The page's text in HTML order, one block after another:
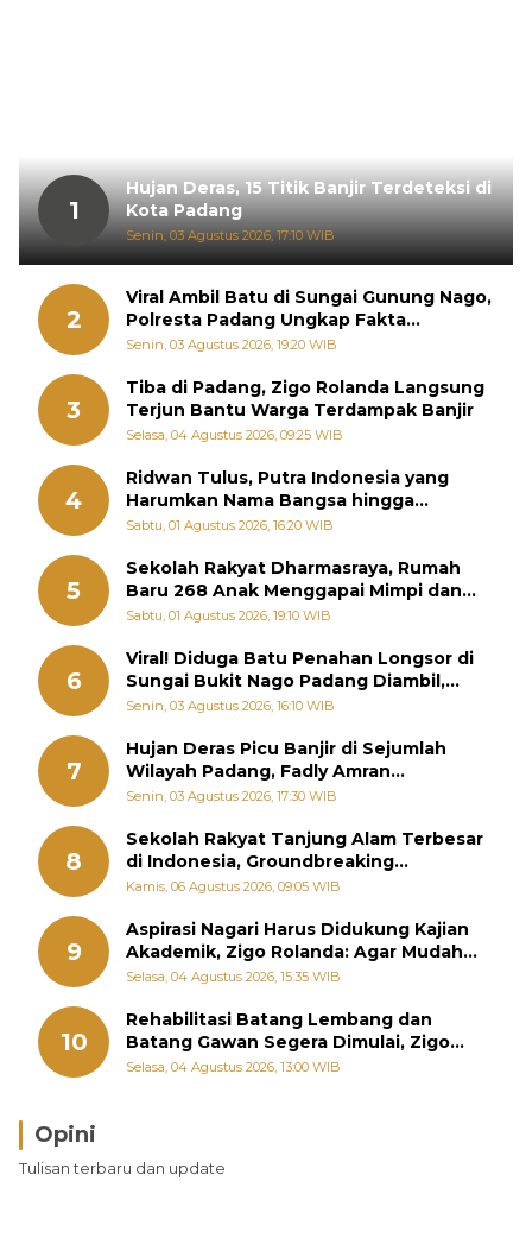
1
Hujan Deras, 15 Titik Banjir Terdeteksi di
Kota Padang
Senin, 03 Agustus 2026, 17:10 WIB
2
Viral Ambil Batu di Sungai Gunung Nago,
Polresta Padang Ungkap Fakta
Sebenarnya
Senin, 03 Agustus 2026, 19:20 WIB
3
Tiba di Padang, Zigo Rolanda Langsung
Terjun Bantu Warga Terdampak Banjir
Selasa, 04 Agustus 2026, 09:25 WIB
4
Ridwan Tulus, Putra Indonesia yang
Harumkan Nama Bangsa hingga
Diabadikan dalam Buku Jepang
Sabtu, 01 Agustus 2026, 16:20 WIB
5
Sekolah Rakyat Dharmasraya, Rumah
Baru 268 Anak Menggapai Mimpi dan
Memutus Rantai Kemiskinan
Sabtu, 01 Agustus 2026, 19:10 WIB
6
Viral! Diduga Batu Penahan Longsor di
Sungai Bukit Nago Padang Diambil,
Warga Khawatir Bencana Terulang
Senin, 03 Agustus 2026, 16:10 WIB
7
Hujan Deras Picu Banjir di Sejumlah
Wilayah Padang, Fadly Amran
Perintahkan OPD Siaga
Senin, 03 Agustus 2026, 17:30 WIB
8
Sekolah Rakyat Tanjung Alam Terbesar
di Indonesia, Groundbreaking
September
Kamis, 06 Agustus 2026, 09:05 WIB
9
Aspirasi Nagari Harus Didukung Kajian
Akademik, Zigo Rolanda: Agar Mudah
Diperjuangkan di Kementerian
Selasa, 04 Agustus 2026, 15:35 WIB
10
Rehabilitasi Batang Lembang dan
Batang Gawan Segera Dimulai, Zigo
Rolanda Pastikan Proyek Berjalan
Selasa, 04 Agustus 2026, 13:00 WIB
Opini
Tulisan terbaru dan update